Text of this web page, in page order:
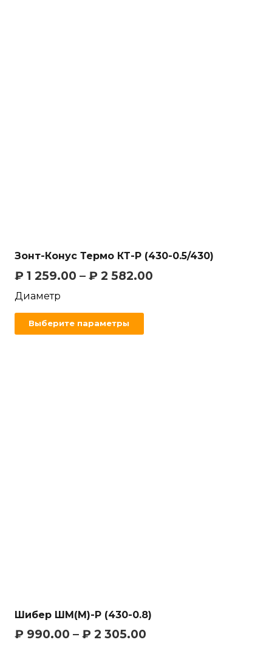
Зонт-Конус Термо КТ-Р (430-0.5/430)
₽ 1 259.00 – ₽ 2 582.00
Диаметр
Выберите параметры
Шибер ШМ(М)-Р (430-0.8)
₽ 990.00 – ₽ 2 305.00